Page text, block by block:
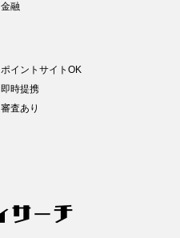
金融
ポイントサイトOK
即時提携
審査あり